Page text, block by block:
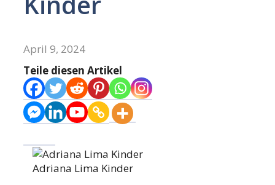
April 9, 2024
Teile diesen Artikel
Adriana Lima Kinder